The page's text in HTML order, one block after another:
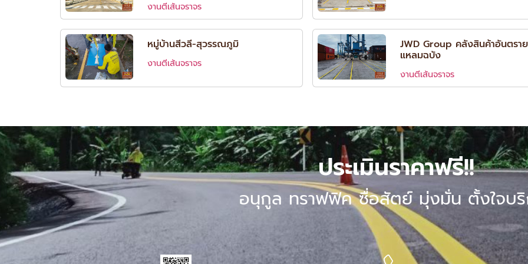
งานตีเส้นจราจร
หมู่บ้านสีวลี-สุวรรณภูมิ
งานตีเส้นจราจร
JWD Group คลังสินค้าอันตราย
แหลมฉบัง
งานตีเส้นจราจร
ประเมินราคาฟรี!!
อนุกูล ทราฟฟิค ซื่อสัตย์ มุ่งมั่น ตั้งใจบริ